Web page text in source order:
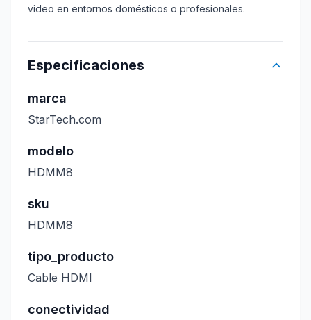
video en entornos domésticos o profesionales.
Especificaciones
marca
StarTech.com
modelo
HDMM8
sku
HDMM8
tipo_producto
Cable HDMI
conectividad